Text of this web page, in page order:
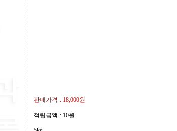
판매가격 : 18,000원
적립금액 : 10원